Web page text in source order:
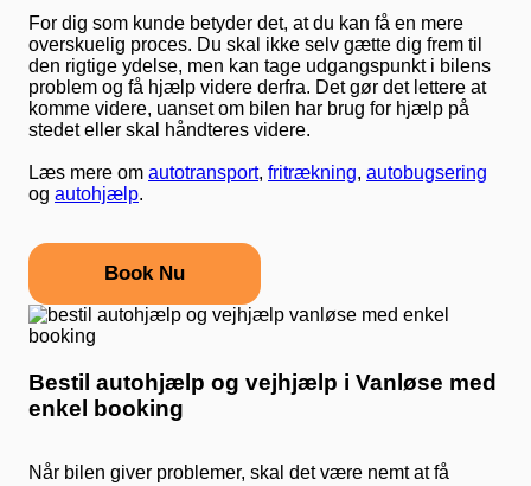
For dig som kunde betyder det, at du kan få en mere
overskuelig proces. Du skal ikke selv gætte dig frem til
den rigtige ydelse, men kan tage udgangspunkt i bilens
problem og få hjælp videre derfra. Det gør det lettere at
komme videre, uanset om bilen har brug for hjælp på
stedet eller skal håndteres videre.
Læs mere om autotransport, fritrækning, autobugsering
og autohjælp.
Book Nu
Bestil autohjælp og vejhjælp i Vanløse med
enkel booking
Når bilen giver problemer, skal det være nemt at få